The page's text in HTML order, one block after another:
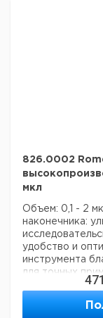
Данные для
826.0002
мкл
Объем: 0,1 - 2
наконечника:
удобство и
инструмента
для точных
бережное